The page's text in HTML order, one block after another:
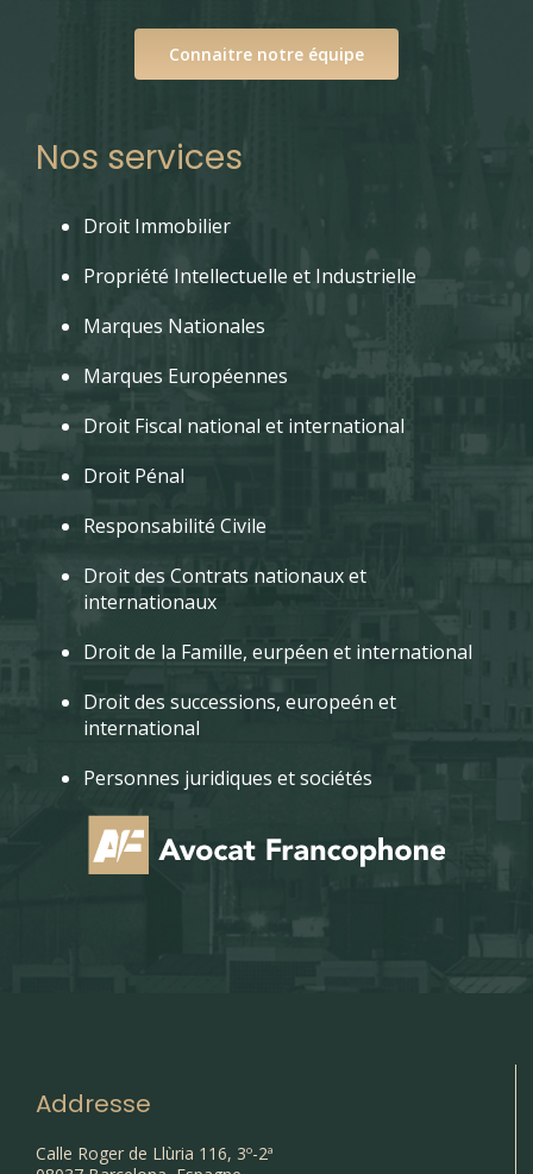
Connaitre notre équipe
Nos services
Droit Immobilier
Propriété Intellectuelle et Industrielle
Marques Nationales
Marques Européennes
Droit Fiscal national et international
Droit Pénal
Responsabilité Civile
Droit des Contrats nationaux et
internationaux
Droit de la Famille, eurpéen et international
Droit des successions, europeén et
international
Personnes juridiques et sociétés
Addresse
Calle Roger de Llùria 116, 3º-2ª